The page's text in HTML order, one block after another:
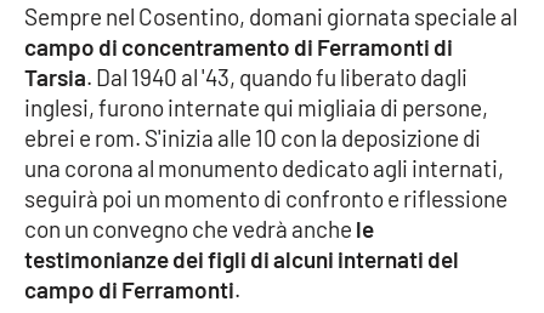
STREAMING
LaC TV
LaC Network
LaC OnAir
EDIZIONI
LOCALI
Sempre nel Cosentino, domani giornata speciale al
campo di concentramento di Ferramonti di
Tarsia. Dal 1940 al '43, quando fu liberato dagli
inglesi, furono internate qui migliaia di persone,
ebrei e rom. S'inizia alle 10 con la deposizione di
una corona al monumento dedicato agli internati,
seguirà poi un momento di confronto e riflessione
con un convegno che vedrà anche le
testimonianze dei figli di alcuni internati del
campo di Ferramonti.